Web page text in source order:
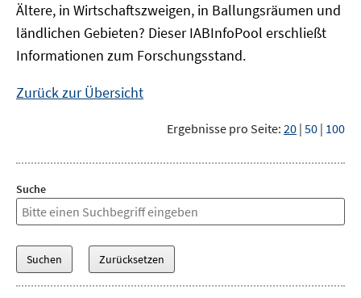
Ältere, in Wirtschaftszweigen, in Ballungsräumen und
ländlichen Gebieten? DieserIABInfoPool erschließt
Informationen zum Forschungsstand.
Zurück zur Übersicht
Ergebnisse pro Seite: 20 | 50 | 100
Suche